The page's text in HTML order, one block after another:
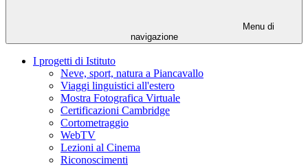
Menu di
navigazione
I progetti di Istituto
Neve, sport, natura a Piancavallo
Viaggi linguistici all'estero
Mostra Fotografica Virtuale
Certificazioni Cambridge
Cortometraggio
WebTV
Lezioni al Cinema
Riconoscimenti